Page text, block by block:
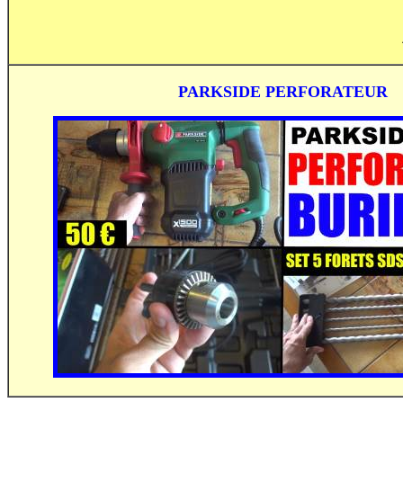
PARKSIDE PERFORATEUR